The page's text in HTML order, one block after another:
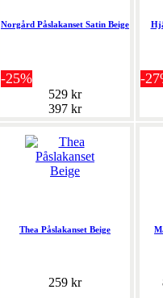
Norgård Påslakanset Satin Beige
-25%
529 kr
397 kr
-
Thea Påslakanset Beige
259 kr